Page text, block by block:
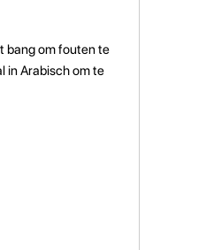
bang om fouten te
in Arabisch om te